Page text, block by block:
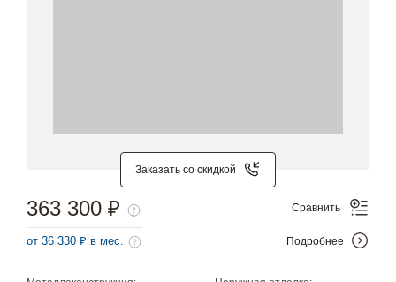
Заказать со скидкой
363 300 ₽
от 36 330 ₽ в мес.
Сравнить
Подробнее